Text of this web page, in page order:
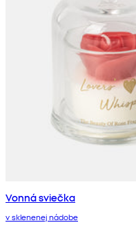
Vonná sviečka
v sklenenej nádobe